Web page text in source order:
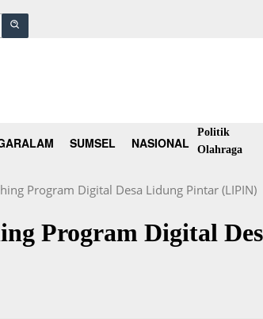
SUMSEL NASIONAL
Politik
Olahraga
Program Digital Desa Lidung Pintar (LIPIN)
Program Digital